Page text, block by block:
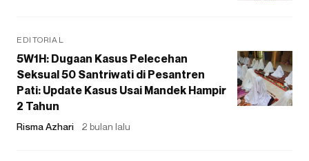
EDITORIAL
5W1H: Dugaan Kasus Pelecehan
Seksual 50 Santriwati di Pesantren
Pati: Update Kasus Usai Mandek Hampir
2 Tahun
Risma Azhari 2 bulan lalu